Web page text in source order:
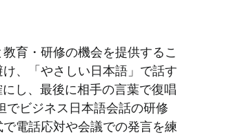
育・研修の機会を提供するこ
、「やさしい日本語」で話す
し、最後に相手の言葉で復唱
でビジネス日本語会話の研修
電話応対や会議での発言を練